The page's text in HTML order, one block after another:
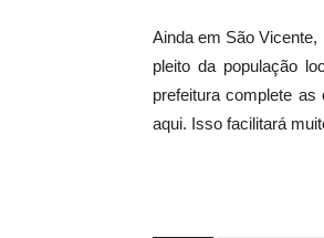
Ainda em São
pleito da população
prefeitura complete as
aqui. Isso facilitará